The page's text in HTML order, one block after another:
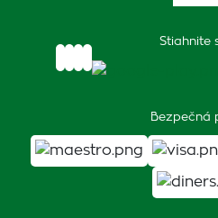
Stiahnite
Bezpečná